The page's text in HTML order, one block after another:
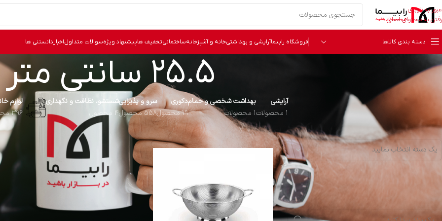
عبور به ناوبری
رفتن به محتوای اصلی
دسته بندی کالاها فروشگاه رابیماآرایشی و بهداشتیخانه و آشپزخانهساختمانیتخفیف هاپیشنهاد ویژهسوالات متداولاخبار دانستنی ها
25.5 سانتی متر
آرایشی
1 محصولات
بهداشت شخصی و حمام
1 محصولات
دکوری
19 محصول
سرو و پذیرایی
558 محصول
شستشو، نظافت و نگهداری
4 محصول
لوازم
396 محصول
دسته‌ بندی
یک دسته انتخاب نمایید
خانه محصول سایز 25.5 سانتی متر